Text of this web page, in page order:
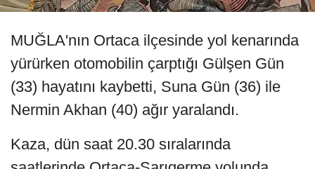
MUĞLA'nın Ortaca ilçesinde yol kenarında
yürürken otomobilin çarptığı Gülşen Gün
(33) hayatını kaybetti, Suna Gün (36) ile
Nermin Akhan (40) ağır yaralandı.
Kaza, dün saat 20.30 sıralarında